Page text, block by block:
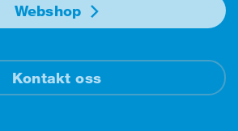
Webshop
Kontakt oss